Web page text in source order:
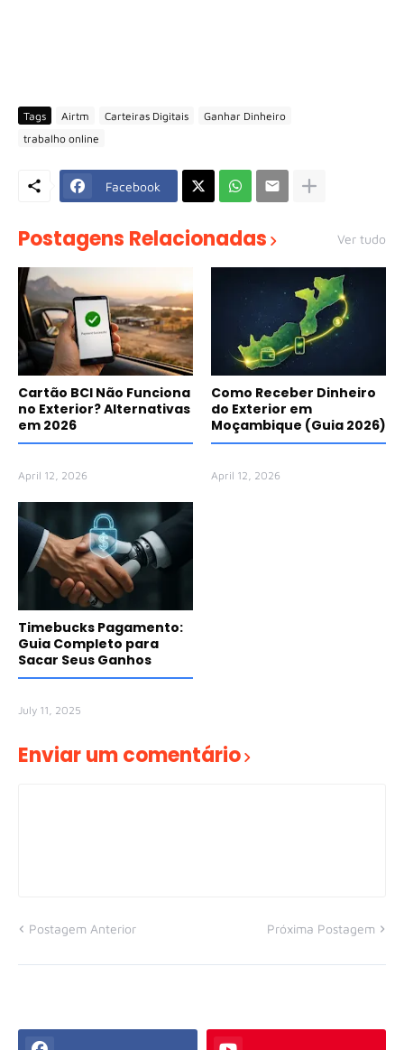
Tags Airtm Carteiras Digitais
Ganhar Dinheiro
trabalho online
Facebook
Postagens Relacionadas Ver tudo
Cartão BCI Não Funciona
no Exterior? Alternativas
em 2026
April 12, 2026
Como Receber Dinheiro
do Exterior em
Moçambique (Guia 2026)
April 12, 2026
Timebucks Pagamento:
Guia Completo para
Sacar Seus Ganhos
July 11, 2025
Enviar um comentário
Postagem Anterior Próxima Postagem